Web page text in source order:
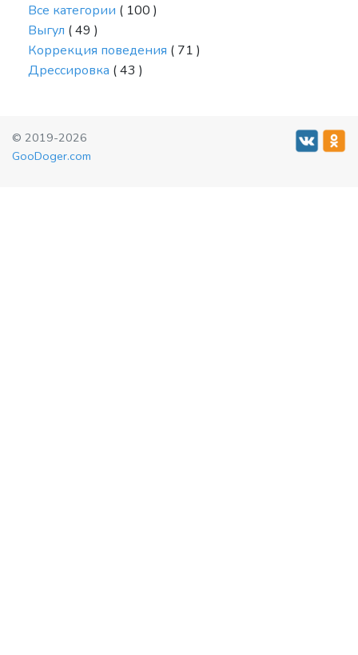
Все категории ( 100 )
Выгул ( 49 )
Коррекция поведения ( 71 )
Дрессировка ( 43 )
© 2019-2026
GooDoger.com